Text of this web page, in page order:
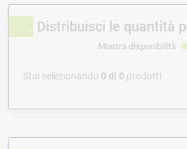
Distribuisci le quantità
Mostra disponibilità
Stai selezionando 0 di 0 prodotti